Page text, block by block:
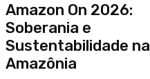
Amazon On 2026:
Soberania e
Sustentabilidade na
Amazônia